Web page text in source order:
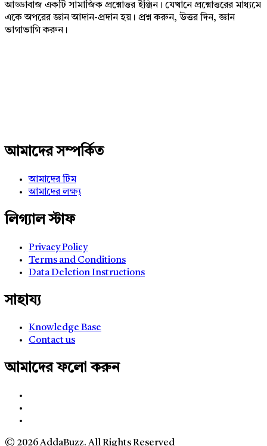
আড্ডাবাজ একটি সামাজিক প্রশ্নোত্তর ইঞ্জিন। যেখানে প্রশ্নোত্তরের মাধ্যমে
একে অপরের জ্ঞান আদান-প্রদান হয়। প্রশ্ন করুন, উত্তর দিন, জ্ঞান
ভাগাভাগি করুন।
আমাদের সম্পর্কিত
আমাদের টিম
আমাদের লক্ষ্য
লিগ্যাল স্টাফ
Privacy Policy
Terms and Conditions
Data Deletion Instructions
সাহায্য
Knowledge Base
Contact us
আমাদের ফলো করুন
© 2026 AddaBuzz. All Rights Reserved